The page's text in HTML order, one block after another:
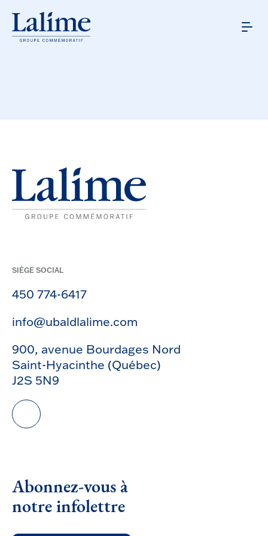
SIÈGE SOCIAL
450 774-6417
info@ubaldlalime.com
900, avenue Bourdages Nord
Saint-Hyacinthe (Québec)
J2S 5N9
Abonnez-vous à
notre infolettre